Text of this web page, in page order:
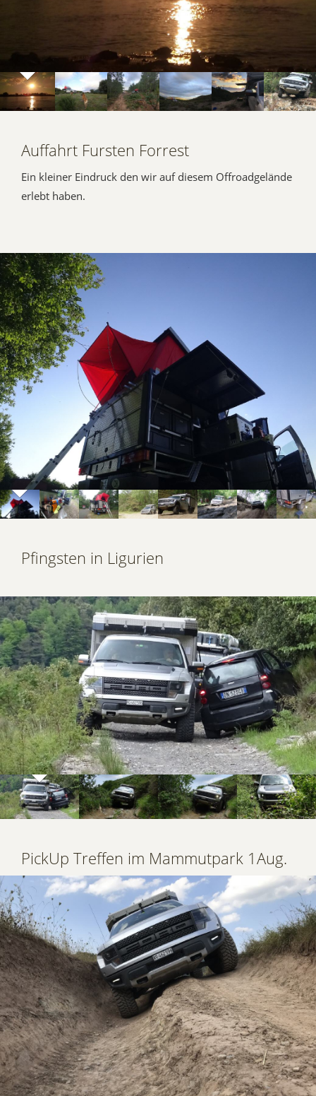
Auffahrt Fursten Forrest
Ein kleiner Eindruck den wir auf diesem Offroadgelände
erlebt haben.
Pfingsten in Ligurien
PickUp Treffen im Mammutpark 1Aug.